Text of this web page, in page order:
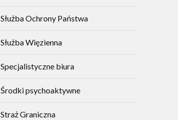
Służba Ochrony Państwa
Służba Więzienna
Specjalistyczne biura
Środki psychoaktywne
Straż Graniczna